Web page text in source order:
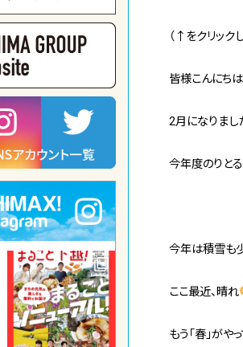
（↑をクリック
皆様こんにちは
2月になりまし
今年度のりと
今年は積雪も
ここ最近、晴れ
もう「春」がや